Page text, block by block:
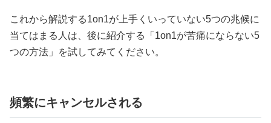
これから解説する1on1が上手くいっていない5つの兆候に
当てはまる人は、後に紹介する「1on1が苦痛にならない5
つの方法」を試してみてください。
頻繁にキャンセルされる